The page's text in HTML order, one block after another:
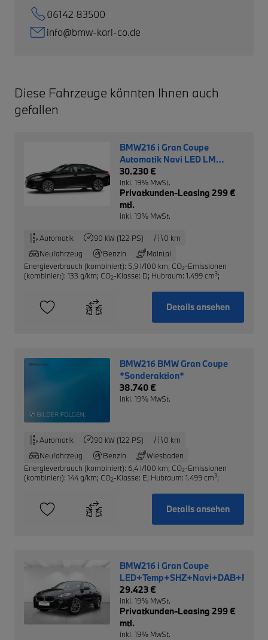
06142 83500
info@bmw-karl-co.de
Diese Fahrzeuge könnten Ihnen auch
gefallen
BMW216 i Gran Coupe
Automatik Navi LED LM
Driving Ass.
30.230 €
inkl. 19% MwSt.
Privatkunden-Leasing 299 €
mtl.
inkl. 19% MwSt.
Automatik 90 kW (122 PS)
0 km
Neufahrzeug
Benzin
Maintal
Energieverbrauch (kombiniert): 5,9 l/100 km; CO2-Emissionen
(kombiniert): 133 g/km; CO2-Klasse: D; Hubraum: 1.499 cm3;
Details ansehen
BMW216 BMW Gran Coupe
*Sonderaktion*
38.740 €
inkl. 19% MwSt.
Automatik 90 kW (122 PS)
0 km
Neufahrzeug
Benzin
Wiesbaden
Energieverbrauch (kombiniert): 6,4 l/100 km; CO2-Emissionen
(kombiniert): 144 g/km; CO2-Klasse: E; Hubraum: 1.499 cm3;
Details ansehen
BMW216 i Gran Coupe
LED+Temp+SHZ+Navi+DAB+RFK
29.423 €
inkl. 19% MwSt.
Privatkunden-Leasing 299 €
mtl.
inkl. 19% MwSt.